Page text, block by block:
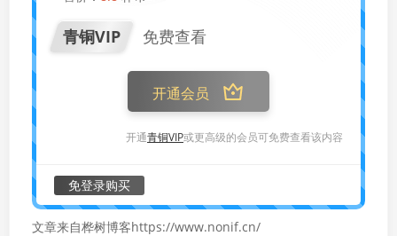
青铜VIP 免费查看
开通会员
开通青铜VIP或更高级的会员可免费查看该内容
免登录购买
文章来自桦树博客https://www.nonif.cn/